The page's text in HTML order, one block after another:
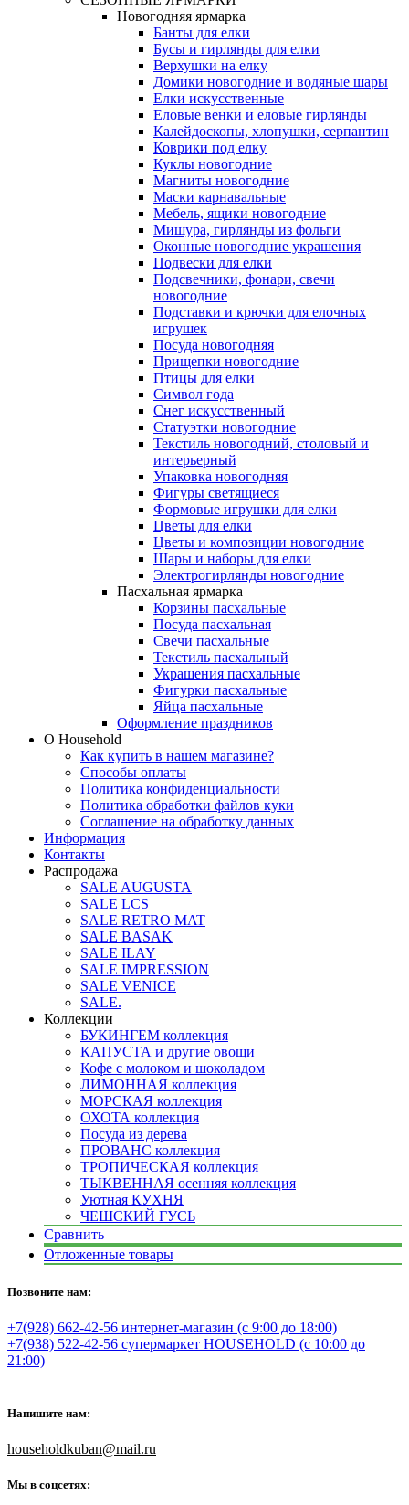
Новогодняя ярмарка
Банты для елки
Бусы и гирлянды для елки
Верхушки на елку
Домики новогодние и водяные шары
Елки искусственные
Еловые венки и еловые гирлянды
Калейдоскопы, хлопушки, серпантин
Коврики под елку
Куклы новогодние
Магниты новогодние
Маски карнавальные
Мебель, ящики новогодние
Мишура, гирлянды из фольги
Оконные новогодние украшения
Подвески для елки
Подсвечники, фонари, свечи
новогодние
Подставки и крючки для елочных
игрушек
Посуда новогодняя
Прищепки новогодние
Птицы для елки
Символ года
Снег искусственный
Статуэтки новогодние
Текстиль новогодний, столовый и
интерьерный
Упаковка новогодняя
Фигуры светящиеся
Формовые игрушки для елки
Цветы для елки
Цветы и композиции новогодние
Шары и наборы для елки
Электрогирлянды новогодние
Пасхальная ярмарка
Корзины пасхальные
Посуда пасхальная
Свечи пасхальные
Текстиль пасхальный
Украшения пасхальные
Фигурки пасхальные
Яйца пасхальные
Оформление праздников
О Household
Как купить в нашем магазине?
Способы оплаты
Политика конфиденциальности
Политика обработки файлов куки
Соглашение на обработку данных
Информация
Контакты
Распродажа
SALE AUGUSTA
SALE LCS
SALE RETRO MAT
SALE BASAK
SALE ILAY
SALE IMPRESSION
SALE VENICE
SALE.
Коллекции
БУКИНГЕМ коллекция
КАПУСТА и другие овощи
Кофе с молоком и шоколадом
ЛИМОННАЯ коллекция
МОРСКАЯ коллекция
ОХОТА коллекция
Посуда из дерева
ПРОВАНС коллекция
ТРОПИЧЕСКАЯ коллекция
ТЫКВЕННАЯ осенняя коллекция
Уютная КУХНЯ
ЧЕШСКИЙ ГУСЬ
Сравнить
Отложенные товары
Позвоните нам:
+7(928) 662-42-56 интернет-магазин (с 9:00 до 18:00)
+7(938) 522-42-56 супермаркет HOUSEHOLD (с 10:00 до
21:00)
Напишите нам:
householdkuban@mail.ru
Мы в соцсетях: